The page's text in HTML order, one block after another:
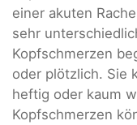
einer akuten
sehr
Kopfschmerzen
oder plötzlich. Sie
heftig oder kaum
Kopfschmerzen